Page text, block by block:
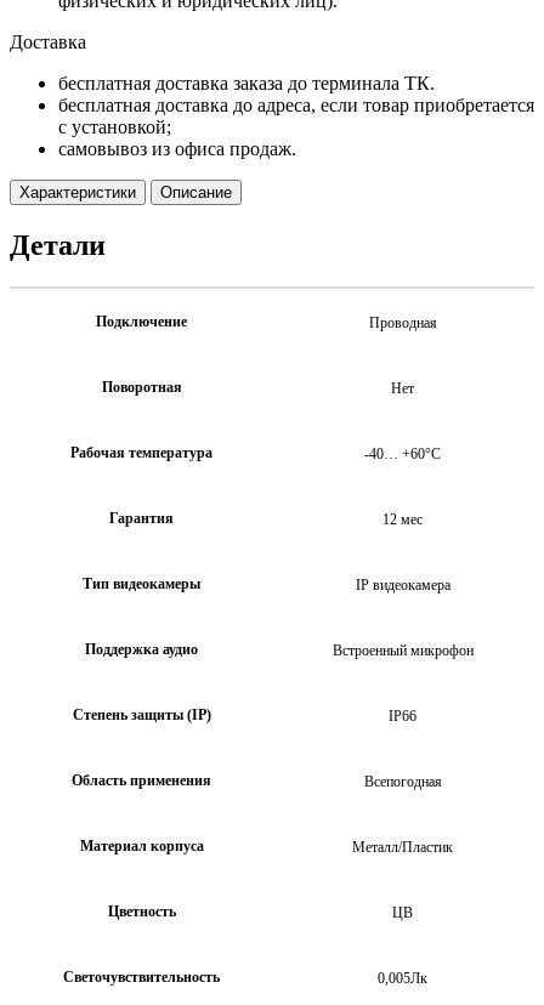
Доставка
бесплатная доставка заказа до терминала ТК.
бесплатная доставка до адреса, если товар приобретается
с установкой;
самовывоз из офиса продаж.
Характеристики Описание
Детали
Подключение Проводная
Поворотная Нет
Рабочая температура -40… +60°C
Гарантия 12 мес
Тип видеокамеры IP видеокамера
Поддержка аудио Встроенный микрофон
Степень защиты (IP) IP66
Область применения Всепогодная
Материал корпуса Металл/Пластик
Цветность ЦВ
Светочувствительность 0,005Лк